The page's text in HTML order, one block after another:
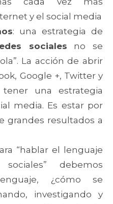
y el social media
: una estrategia de
sociales no se
La acción de abrir
Google +, Twitter y
una estrategia
media. Es estar por
grandes resultados a
“hablar el lenguaje
debemos
¿cómo se
investigando y